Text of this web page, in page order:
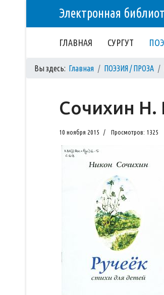
Электронная
ГЛАВНАЯ СУРГУТ
Вы здесь: Главная ПОЭЗИЯ / ПРОЗА
Сочихин Н.
10 ноября 2015 Просмотров: 1325